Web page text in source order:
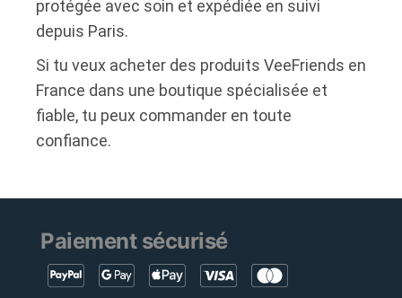
protégée avec soin et expédiée en suivi
depuis Paris.
Si tu veux acheter des produits VeeFriends en
France dans une boutique spécialisée et
fiable, tu peux commander en toute
confiance.
Paiement sécurisé